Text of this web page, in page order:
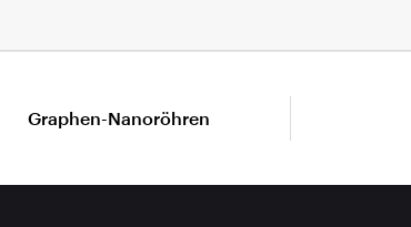
Graphen-Nanoröhren